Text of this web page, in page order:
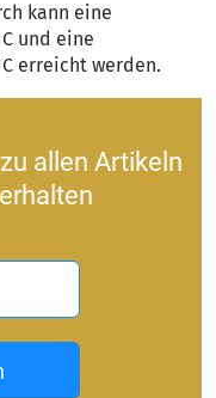
kann eine
und eine
erreicht werden.
allen Artikeln